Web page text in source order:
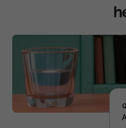
Effectuer une recherche d'emploi par